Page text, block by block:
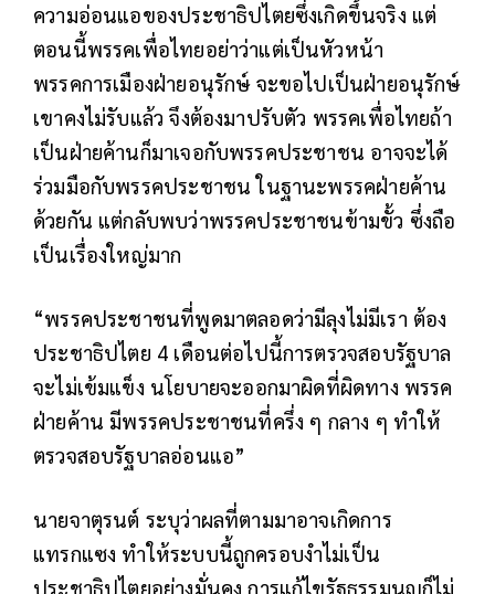
ความอ่อนแอของประชาธิปไตยซึ่งเกิดขึ้นจริง แต่
ตอนนี้พรรคเพื่อไทยอย่าว่าแต่เป็นหัวหน้า
พรรคการเมืองฝ่ายอนุรักษ์ จะขอไปเป็นฝ่ายอนุรักษ์
เขาคงไม่รับแล้ว จึงต้องมาปรับตัว พรรคเพื่อไทยถ้า
เป็นฝ่ายค้านก็มาเจอกับพรรคประชาชน อาจจะได้
ร่วมมือกับพรรคประชาชน ในฐานะพรรคฝ่ายค้าน
ด้วยกัน แต่กลับพบว่าพรรคประชาชนข้ามขั้ว ซึ่งถือ
เป็นเรื่องใหญ่มาก
“พรรคประชาชนที่พูดมาตลอดว่ามีลุงไม่มีเรา ต้อง
ประชาธิปไตย 4 เดือนต่อไปนี้การตรวจสอบรัฐบาล
จะไม่เข้มแข็ง นโยบายจะออกมาผิดที่ผิดทาง พรรค
ฝ่ายค้าน มีพรรคประชาชนที่ครึ่ง ๆ กลาง ๆ ทำให้
ตรวจสอบรัฐบาลอ่อนแอ”
นายจาตุรนต์ ระบุว่าผลที่ตามมาอาจเกิดการ
แทรกแซง ทำให้ระบบนี้ถูกครอบงำไม่เป็น
ประชาธิปไตยอย่างมั่นคง การแก้ไขรัฐธรรมนูญก็ไม่